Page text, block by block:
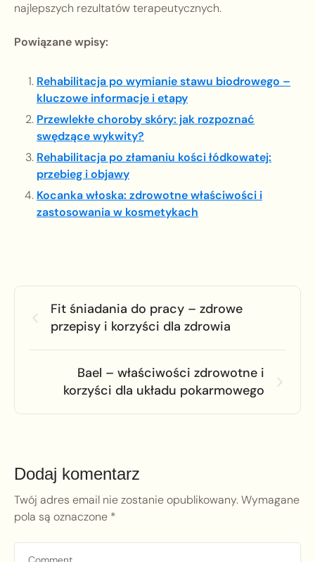
najlepszych rezultatów terapeutycznych.
Powiązane wpisy:
Rehabilitacja po wymianie stawu biodrowego –
kluczowe informacje i etapy
Przewlekłe choroby skóry: jak rozpoznać
swędzące wykwity?
Rehabilitacja po złamaniu kości łódkowatej:
przebieg i objawy
Kocanka włoska: zdrowotne właściwości i
zastosowania w kosmetykach
Fit śniadania do pracy – zdrowe
przepisy i korzyści dla zdrowia
Bael – właściwości zdrowotne i
korzyści dla układu pokarmowego
Dodaj komentarz
Twój adres email nie zostanie opublikowany.Wymagane
pola są oznaczone *